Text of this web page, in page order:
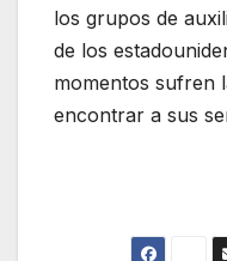
los grupos de
de los
momentos sufren
encontrar a sus